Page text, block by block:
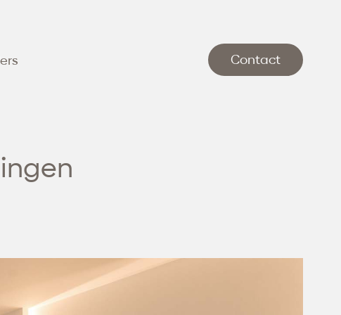
Contact